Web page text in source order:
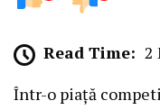
Read Time: 2
Într-o piață